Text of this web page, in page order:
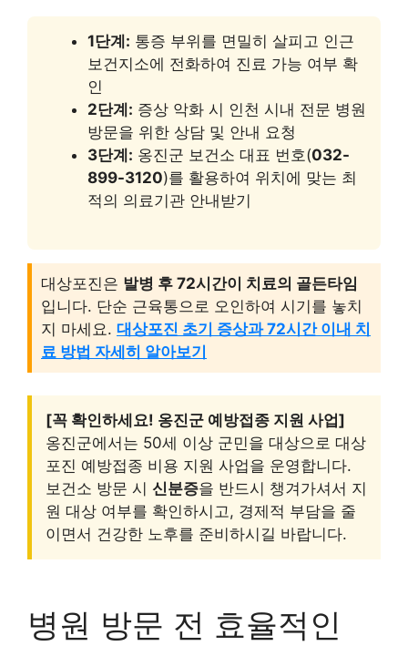
1단계: 통증 부위를 면밀히 살피고 인근
보건지소에 전화하여 진료 가능 여부 확
인
2단계: 증상 악화 시 인천 시내 전문 병원
방문을 위한 상담 및 안내 요청
3단계: 옹진군 보건소 대표 번호(032-
899-3120)를 활용하여 위치에 맞는 최
적의 의료기관 안내받기
대상포진은 발병 후 72시간이 치료의 골든타임
입니다. 단순 근육통으로 오인하여 시기를 놓치
지 마세요. 대상포진 초기 증상과 72시간 이내 치
료 방법 자세히 알아보기
[꼭 확인하세요! 옹진군 예방접종 지원 사업]
옹진군에서는 50세 이상 군민을 대상으로 대상
포진 예방접종 비용 지원 사업을 운영합니다.
보건소 방문 시 신분증을 반드시 챙겨가셔서 지
원 대상 여부를 확인하시고, 경제적 부담을 줄
이면서 건강한 노후를 준비하시길 바랍니다.
병원 방문 전 효율적인